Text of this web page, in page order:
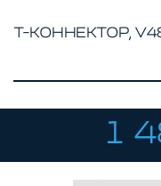
КОМПЛЕКТУЮЩИЕ К
АКСЕССУАРЫ ДЛЯ V-
T-КОННЕКТОР,
1